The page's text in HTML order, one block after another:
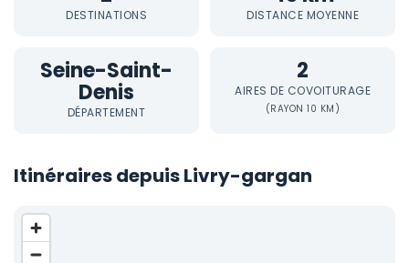
DESTINATIONS DISTANCE MOYENNE
Seine-Saint-
Denis
DÉPARTEMENT
2
AIRES DE COVOITURAGE
(RAYON 10 KM)
Itinéraires depuis Livry-gargan